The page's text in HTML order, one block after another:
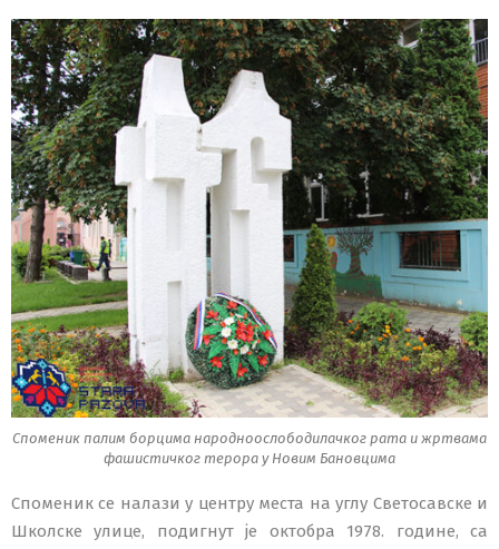
Споменик палим борцима народноослободилачког рата и жртвама
фашистичког терора у Новим Бановцима
Споменик се налази у центру места на углу Светосавске и
Школске улице, подигнут је октобра 1978. године, са